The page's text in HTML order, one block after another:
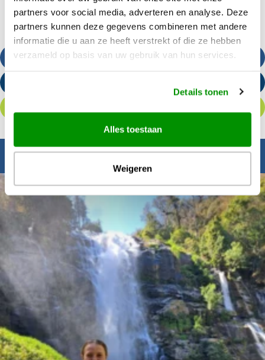
partners voor social media, adverteren en analyse. Deze
partners kunnen deze gegevens combineren met andere
informatie die u aan ze heeft verstrekt of die ze hebben
verzameld op basis van uw gebruik van hun services.
Details tonen
Alles toestaan
Weigeren
Bel ons
Inspiratie nodig?